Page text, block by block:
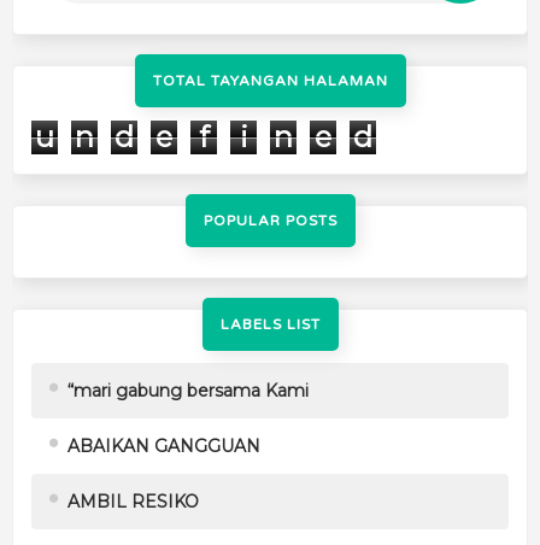
TOTAL TAYANGAN HALAMAN
u n d e f i n e d
POPULAR POSTS
LABELS LIST
“mari gabung bersama Kami
ABAIKAN GANGGUAN
AMBIL RESIKO